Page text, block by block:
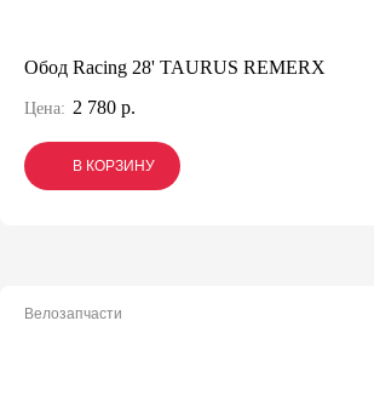
Обод Racing 28' TAURUS REMERX
Цена: 2 780 р.
В КОРЗИНУ
В КОРЗИНУ
В КОРЗИНУ
Велозапчасти